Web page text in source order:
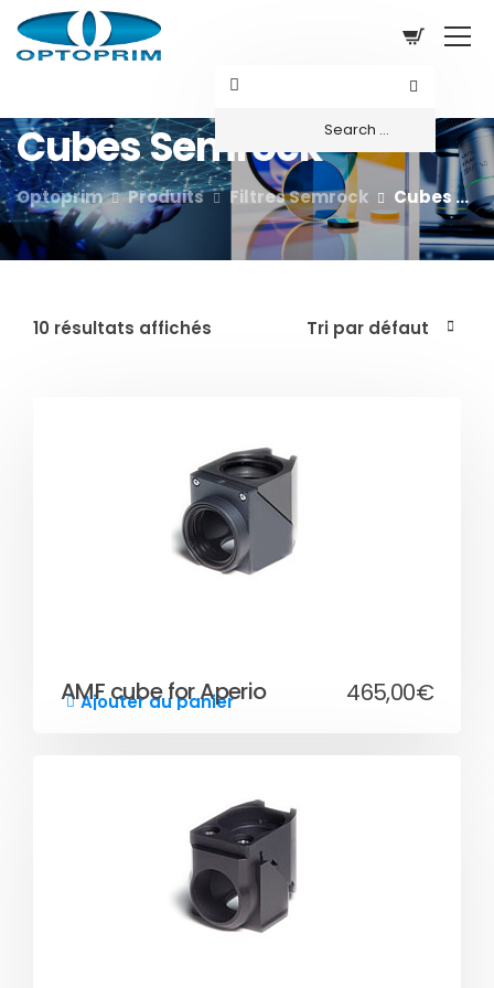
Cubes Semrock
Optoprim Produits Filtres Semrock Cubes Semrock
10 résultats affichés
AMF cube for Aperio 465,00€
Ajouter au panier